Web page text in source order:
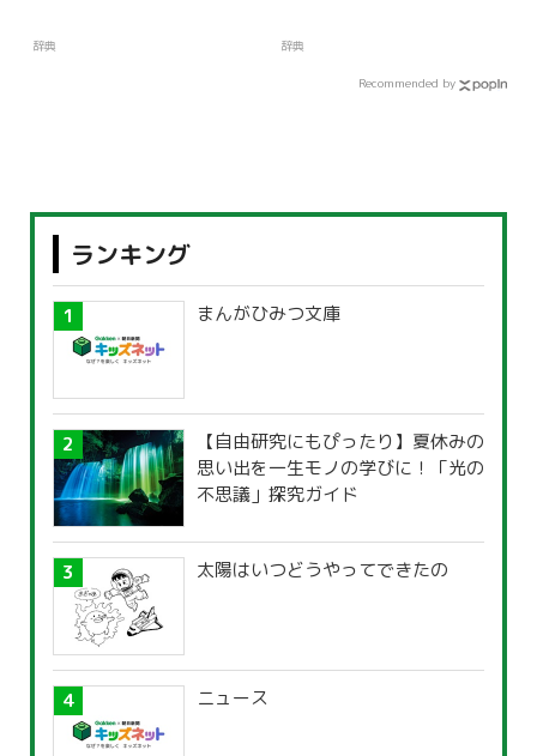
辞典 辞典
Recommended by
ランキング
まんがひみつ文庫
【自由研究にもぴったり】夏休みの
思い出を一生モノの学びに！「光の
不思議」探究ガイド
太陽はいつどうやってできたの
ニュース